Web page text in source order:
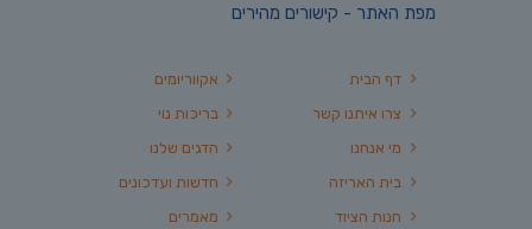
מפת האתר - קישורים מהירים
אקווריומים
בריכות נוי
הדגים שלנו
חדשות ועדכונים
מאמרים
דף הבית
צרו איתנו קשר
מי אנחנו
בית האריזה
חנות הציוד